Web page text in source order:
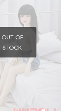
OUT OF
STOCK